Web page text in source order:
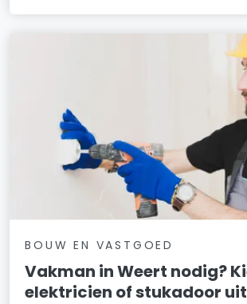
BOUW EN VASTGOED
Vakman in Weert nodig?
elektricien of stukadoor